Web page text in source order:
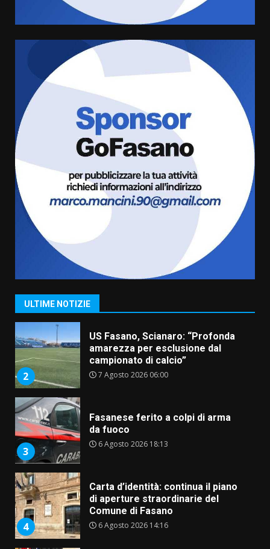
ULTIME NOTIZIE
cittadina di Fratelli d’Italia,
pronta a tornare in Consiglio
comunale
6 Agosto 2026 08:00
Cura dei beni comuni e
cittadinanza attiva: online
l’avviso per la gestione
condivisa della Villetta di
Laureto
La magia del Minareto e la prima
assoluta de “L’Albergo
Belvedere. Il rapimento”
6 Agosto 2026 06:15
1
“I Contestatori: Musica di
Rivoluzione”: nuovo
appuntamento con “Fasano in
2
US Fasano, Scianaro: “Profonda
amarezza per esclusione dal
campionato di calcio”
7 Agosto 2026 06:00
3
Fasanese ferito a colpi di arma
da fuoco
6 Agosto 2026 18:13
4
Carta d’identità: continua il piano
di aperture straordinarie del
Comune di Fasano
6 Agosto 2026 14:16